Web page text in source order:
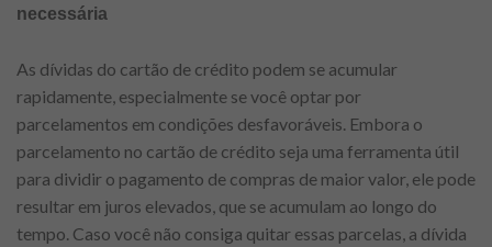
necessária
As dívidas do cartão de crédito podem se acumular
rapidamente, especialmente se você optar por
parcelamentos em condições desfavoráveis. Embora o
parcelamento no cartão de crédito seja uma ferramenta útil
para dividir o pagamento de compras de maior valor, ele pode
resultar em juros elevados, que se acumulam ao longo do
tempo. Caso você não consiga quitar essas parcelas, a dívida